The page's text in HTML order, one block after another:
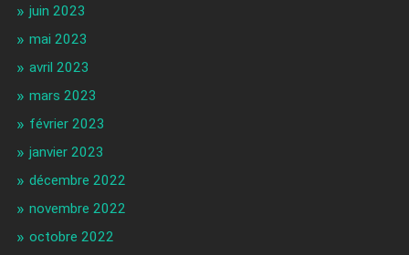
juin 2023
mai 2023
avril 2023
mars 2023
février 2023
janvier 2023
décembre 2022
novembre 2022
octobre 2022